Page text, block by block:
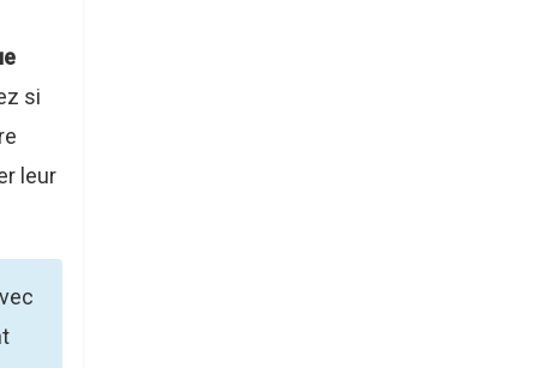
si
leur